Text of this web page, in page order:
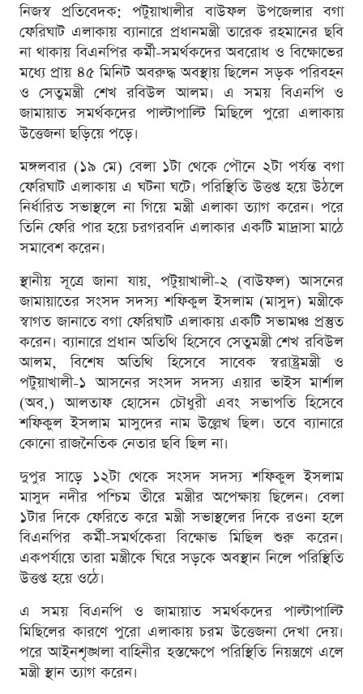
নিজস্ব প্রতিবেদক: পটুয়াখালীর বাউফল উপজেলার বগা
ফেরিঘাট এলাকায় ব্যানারে প্রধানমন্ত্রী তারেক রহমানের ছবি
না থাকায় বিএনপির কর্মী-সমর্থকদের অবরোধ ও বিক্ষোভের
মধ্যে প্রায় ৪৫ মিনিট অবরুদ্ধ অবস্থায় ছিলেন সড়ক পরিবহন
ও সেতুমন্ত্রী শেখ রবিউল আলম। এ সময় বিএনপি ও
জামায়াত সমর্থকদের পাল্টাপাল্টি মিছিলে পুরো এলাকায়
উত্তেজনা ছড়িয়ে পড়ে।
মঙ্গলবার (১৯ মে) বেলা ১টা থেকে পৌনে ২টা পর্যন্ত বগা
ফেরিঘাট এলাকায় এ ঘটনা ঘটে। পরিস্থিতি উত্তপ্ত হয়ে উঠলে
নির্ধারিত সভাস্থলে না গিয়ে মন্ত্রী এলাকা ত্যাগ করেন। পরে
তিনি ফেরি পার হয়ে চরগরবদি এলাকার একটি মাদ্রাসা মাঠে
সমাবেশ করেন।
স্থানীয় সূত্রে জানা যায়, পটুয়াখালী-২ (বাউফল) আসনের
জামায়াতের সংসদ সদস্য শফিকুল ইসলাম (মাসুদ) মন্ত্রীকে
স্বাগত জানাতে বগা ফেরিঘাট এলাকায় একটি সভামঞ্চ প্রস্তুত
করেন। ব্যানারে প্রধান অতিথি হিসেবে সেতুমন্ত্রী শেখ রবিউল
আলম, বিশেষ অতিথি হিসেবে সাবেক স্বরাষ্ট্রমন্ত্রী ও
পটুয়াখালী-১ আসনের সংসদ সদস্য এয়ার ভাইস মার্শাল
(অব.) আলতাফ হোসেন চৌধুরী এবং সভাপতি হিসেবে
শফিকুল ইসলাম মাসুদের নাম উল্লেখ ছিল। তবে ব্যানারে
কোনো রাজনৈতিক নেতার ছবি ছিল না।
দুপুর সাড়ে ১২টা থেকে সংসদ সদস্য শফিকুল ইসলাম
মাসুদ নদীর পশ্চিম তীরে মন্ত্রীর অপেক্ষায় ছিলেন। বেলা
১টার দিকে ফেরিতে করে মন্ত্রী সভাস্থলের দিকে রওনা হলে
বিএনপির কর্মী-সমর্থকেরা বিক্ষোভ মিছিল শুরু করেন।
একপর্যায়ে তারা মন্ত্রীকে ঘিরে সড়কে অবস্থান নিলে পরিস্থিতি
উত্তপ্ত হয়ে ওঠে।
এ সময় বিএনপি ও জামায়াত সমর্থকদের পাল্টাপাল্টি
মিছিলের কারণে পুরো এলাকায় চরম উত্তেজনা দেখা দেয়।
পরে আইনশৃঙ্খলা বাহিনীর হস্তক্ষেপে পরিস্থিতি নিয়ন্ত্রণে এলে
মন্ত্রী স্থান ত্যাগ করেন।